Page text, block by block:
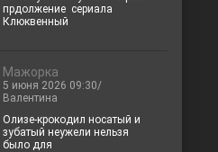
прдолжение сериала
Клюквенный
Мажорка
5 июня 2026 09:30/
Валентина
Олизе-крокодил носатый и
зубатый неужели нельзя
было для